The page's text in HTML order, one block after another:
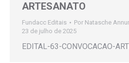
ARTESANATO
Fundacc Editais Por Natasche
23 de julho de 2025
EDITAL-63-CONVOCACAO-